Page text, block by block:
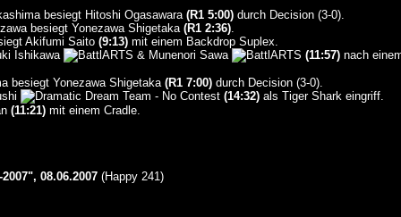
besiegt Hitoshi Ogasawara(R1 5:00)durch Decision (3-0).
besiegt Yonezawa Shigetaka (R1 2:36).
Akifumi Saito (9:13)mit einem Backdrop Suplex.
Ishikawa
& Munenori Sawa (11:57)nach
besiegt Yonezawa Shigetaka(R1 7:00)durch Decision (3-0).
- No Contest (14:32)als Tiger Shark eingriff.
(11:21)mit einem Cradle.
08.06.2007(Happy 241)